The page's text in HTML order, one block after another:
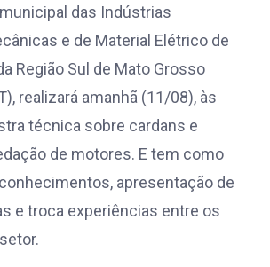
das Indústrias
e de Material Elétrico de
Região Sul de Mato Grosso
realizará amanhã (11/08), às
técnica sobre cardans e
de motores. E tem como
apresentação de
e troca experiências entre os